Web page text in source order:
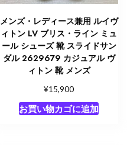
メンズ・レディース兼用 ルイヴ
ィトン LV ブリス・ライン ミュ
ール シューズ 靴 スライドサン
ダル 2629679 カジュアル ヴ
ィトン 靴 メンズ
¥15,900
お買い物カゴに追加